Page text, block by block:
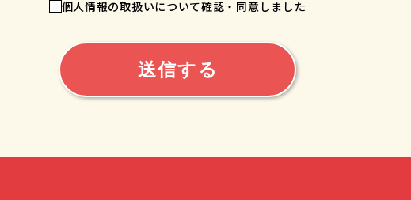
個人情報の取扱いについて確認・同意しました